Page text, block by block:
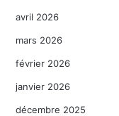
avril 2026
mars 2026
février 2026
janvier 2026
décembre 2025